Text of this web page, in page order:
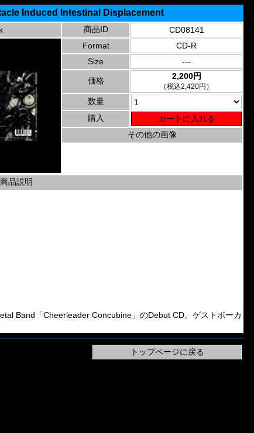
Induced Intestinal Displacement
商品ID
CD08141
Format
CD-R
Size
---
価格 2,200円
（税込2,420円）
数量
購入
その他の画像
商品説明
Band「Cheerleader Concubine」のDebut CD。ゲストボーカ